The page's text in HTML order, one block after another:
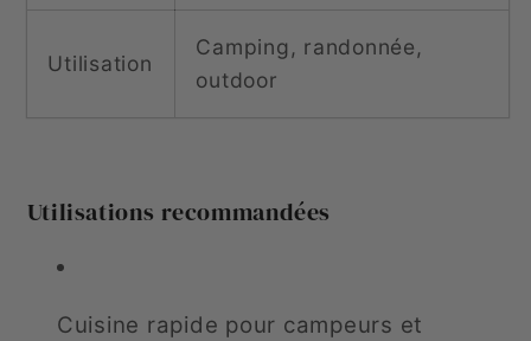
Utilisation
Camping, randonnée,
outdoor
Utilisations recommandées
Cuisine rapide pour campeurs et